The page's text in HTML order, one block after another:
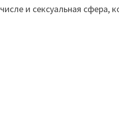
и сексуальная сфера,